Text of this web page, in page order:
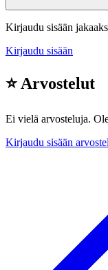
Kirjaudu sisään
Kirjaudu sisään
⭐ Arvostelut
Ei vielä arvosteluja.
Kirjaudu sisään